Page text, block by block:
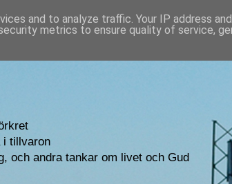
i tillvaron
och andra tankar om livet och Gud
and to analyze traffic. Your IP address
metrics to ensure quality of service,